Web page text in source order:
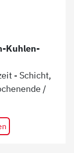
Kuhlen-
- Schicht,
/